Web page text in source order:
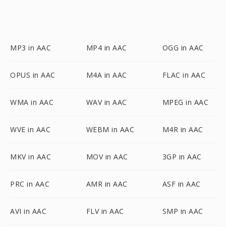
MP3 in AAC MP4 in AAC OGG in AAC
OPUS in AAC M4A in AAC FLAC in AAC
WMA in AAC WAV in AAC MPEG in AAC
WVE in AAC WEBM in AAC M4R in AAC
MKV in AAC MOV in AAC 3GP in AAC
PRC in AAC AMR in AAC ASF in AAC
AVI in AAC FLV in AAC SMP in AAC